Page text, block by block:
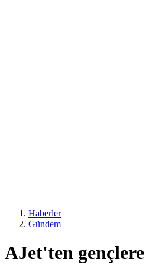
Haberler
Gündem
AJet'ten